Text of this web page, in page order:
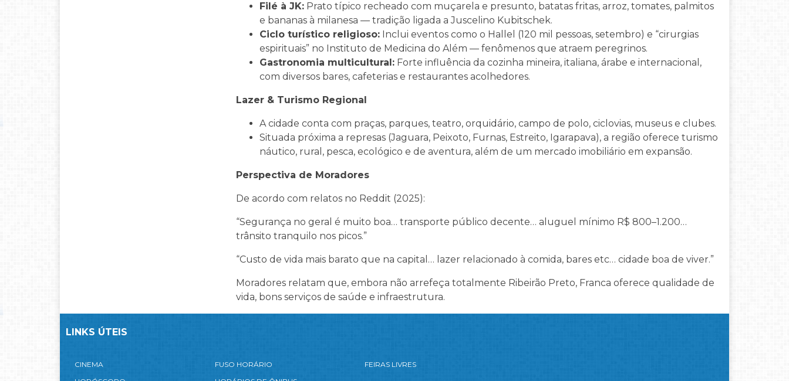
Filé à JK: Prato típico recheado com muçarela e presunto, batatas fritas, arroz, tomates, palmitos
e bananas à milanesa — tradição ligada a Juscelino Kubitschek.
Ciclo turístico religioso: Inclui eventos como o Hallel (120 mil pessoas, setembro) e “cirurgias
espirituais” no Instituto de Medicina do Além — fenômenos que atraem peregrinos.
Gastronomia multicultural: Forte influência da cozinha mineira, italiana, árabe e internacional,
com diversos bares, cafeterias e restaurantes acolhedores.
Lazer & Turismo Regional
A cidade conta com praças, parques, teatro, orquidário, campo de polo, ciclovias, museus e clubes.
Situada próxima a represas (Jaguara, Peixoto, Furnas, Estreito, Igarapava), a região oferece turismo
náutico, rural, pesca, ecológico e de aventura, além de um mercado imobiliário em expansão.
Perspectiva de Moradores
De acordo com relatos no Reddit (2025):
“Segurança no geral é muito boa… transporte público decente… aluguel mínimo R$ 800–1.200…
trânsito tranquilo nos picos.”
“Custo de vida mais barato que na capital… lazer relacionado à comida, bares etc… cidade boa de viver.”
Moradores relatam que, embora não arrefeça totalmente Ribeirão Preto, Franca oferece qualidade de
vida, bons serviços de saúde e infraestrutura.
LINKS ÚTEIS
CINEMA
FUSO HORÁRIO
FEIRAS LIVRES